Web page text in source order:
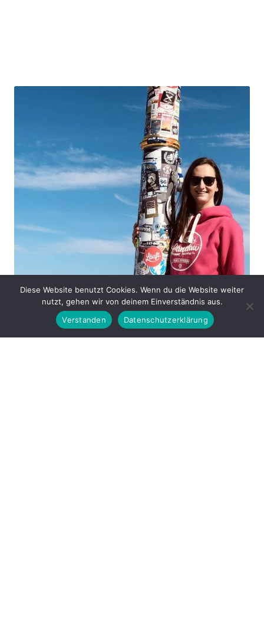
Diese Website benutzt Cookies. Wenn du die Website weiter
nutzt, gehen wir von deinem Einverständnis aus.
Verstanden
Datenschutzerklärung